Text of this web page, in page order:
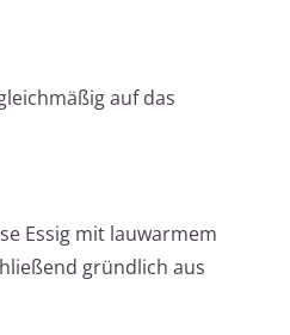
auf das
Essig mit lauwarmem
gründlich aus